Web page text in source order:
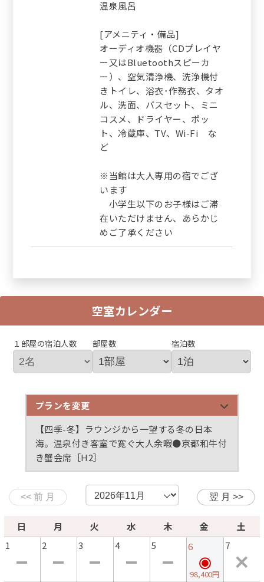
温泉風呂
[アメニティ・備品]
オーディオ機器（CDプレイヤ
ー又はBluetoothスピーカ
ー）、空気清浄機、洗浄機付
きトイレ、浴衣･作務衣、タオ
ル、洗面、バスセット、ミニ
コスメ、ドライヤー、ポッ
ト、冷蔵庫、TV、Wi-Fi な
ど
※当館は大人専用の宿でござ
います
小学生以下のお子様はご滞
在いただけません、あらかじ
めご了承ください
空室カレンダー
１部屋の宿泊人数 部屋数 宿泊数
プランを変更
【新・悠和】満たしすぎない選択。ひと品の味わい
を深く愉しむ創作料理●Yuwa 量控えめ厳選
［HA］
【四季】風と香りに誘われて。演出を愉しみ旬の彩
りを味わう創作料理●Siki 季節の佳肴［HX］
【優雅】五感で感じる食の滋味。料理長厳選の品と
旬の彩りを愉しむ創作料理●Yuga 厳選一品付
［HM］
【1泊朝食付き】旅の趣はしなやかに。自由に・優
雅に・私らしく●朝食は身体整う美活御膳［ZX］
【四季-冬】ラウンジから一望する冬の日本
海。温泉付き客室で寛ぐ大人余暇●京都和牛付
き蟹会席［H2］
タグ付松葉蟹●山陰松葉蟹＋京都和牛付き蟹会席
［H3］
日
月 火 水 木 金
土
1
2 3 4 5 6
98,400円
7